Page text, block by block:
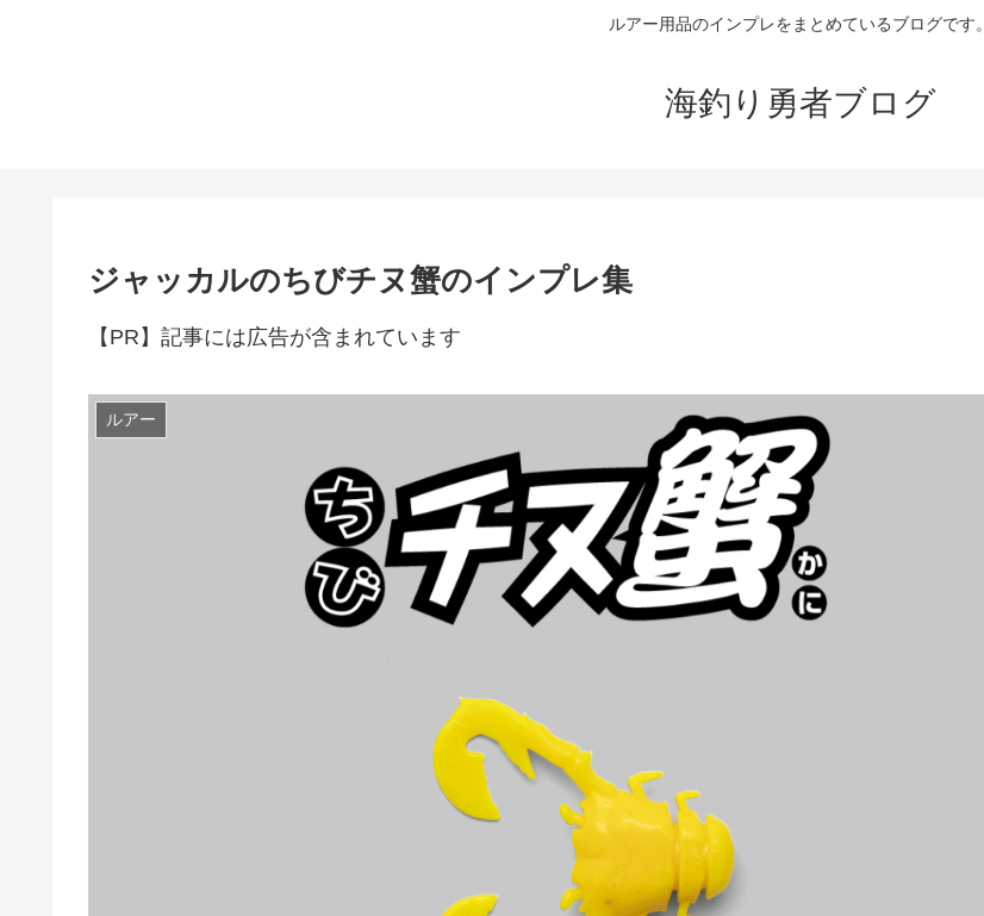
ルアー用品のインプレをまとめているブログです。
海釣り勇者ブログ
ジャッカルのちびチヌ蟹のインプレ集
【PR】記事には広告が含まれています
ルアー